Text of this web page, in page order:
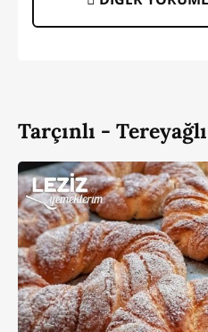
Tarçınlı -